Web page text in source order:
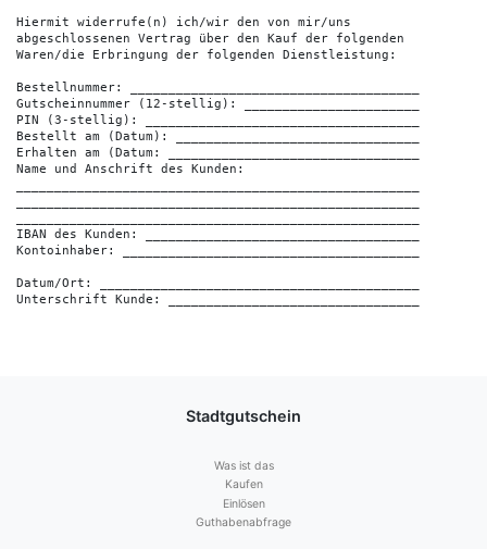
Hiermit widerrufe(n) ich/wir den von mir/uns
abgeschlossenen Vertrag über den Kauf der folgenden
Waren/die Erbringung der folgenden Dienstleistung:
Bestellnummer: ______________________________________
Gutscheinnummer (12-stellig): _______________________
PIN (3-stellig): ____________________________________
Bestellt am (Datum): ________________________________
Erhalten am (Datum: _________________________________
Name und Anschrift des Kunden:
IBAN des Kunden: ____________________________________
Kontoinhaber: _______________________________________
Datum/Ort: __________________________________________
Stadtgutschein
Was ist das
Kaufen
Einlösen
Guthabenabfrage